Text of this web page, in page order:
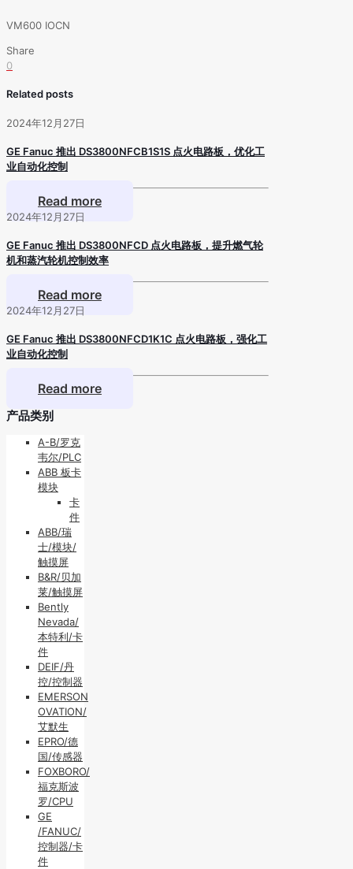
VM600 IOCN
Share
0
Related posts
2024年12月27日
GE Fanuc 推出 DS3800NFCB1S1S 点火电路板，优化工
业自动化控制
Read more
2024年12月27日
GE Fanuc 推出 DS3800NFCD 点火电路板，提升燃气轮
机和蒸汽轮机控制效率
Read more
2024年12月27日
GE Fanuc 推出 DS3800NFCD1K1C 点火电路板，强化工
业自动化控制
Read more
产品类别
A-B/罗克
韦尔/PLC
ABB 板卡
模块
卡
件
ABB/瑞
士/模块/
触摸屏
B&R/贝加
莱/触摸屏
Bently
Nevada/
本特利/卡
件
DEIF/丹
控/控制器
EMERSON
OVATION/
艾默生
EPRO/德
国/传感器
FOXBORO/
福克斯波
罗/CPU
GE
/FANUC/
控制器/卡
件